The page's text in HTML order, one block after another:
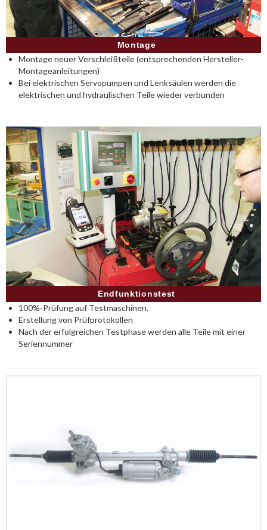
Montage
Montage neuer Verschleißteile (entsprechenden Hersteller-
Montageanleitungen)
Bei elektrischen Servopumpen und Lenksäulen werden die
elektrischen und hydraulischen Teile wieder verbunden
Endfunktionstest
100%-Prüfung auf Testmaschinen.
Erstellung von Prüfprotokollen
Nach der erfolgreichen Testphase werden alle Teile mit einer
Seriennummer